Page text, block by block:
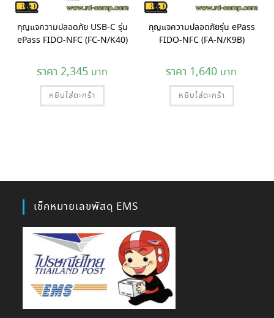
กุญแจความปลอดภัย USB-C รุ่น
ePass FIDO-NFC (FC-N/K40)
2,345
หยิบใส่ตะกร้า
กุญแจความปลอดภัยรุ่น ePass
FIDO-NFC (FA-N/K9B)
1,640
หยิบใส่ตะกร้า
เช็คหมายเลขพัสดุ EMS